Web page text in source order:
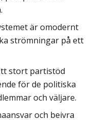
är omodernt
strömningar på ett
stort partistöd
för de politiska
och väljare.
och beivra